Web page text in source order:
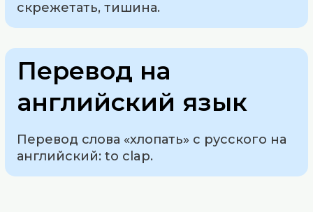
скрежетать, тишина.
Перевод на
английский язык
Перевод слова «хлопать» с русского на
английский: to clap.